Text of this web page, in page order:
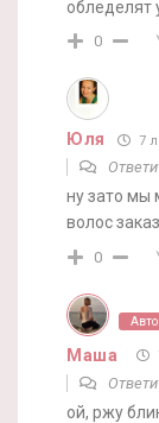
обледелят
0
Юля 7
ну зато мы
волос
0
Маша
ой, ржу